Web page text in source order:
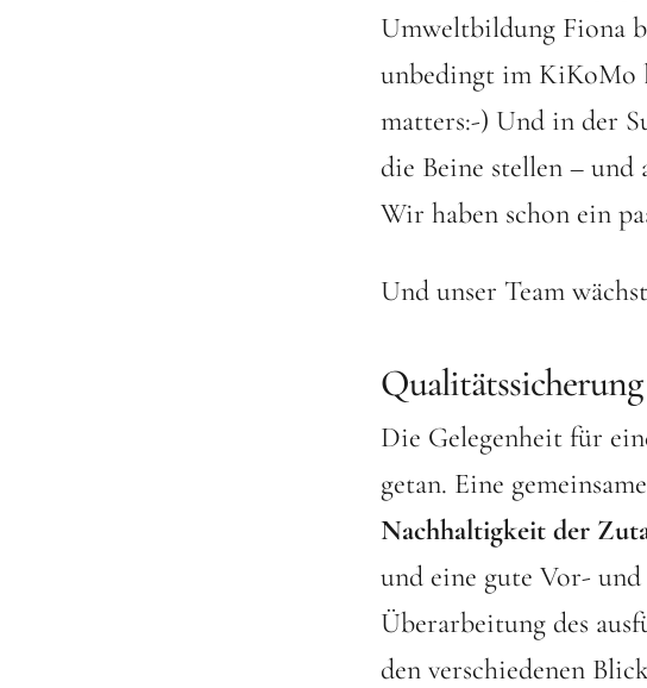
Umweltbildung Fiona
unbedingt im KiKoMo
matters:-) Und in der
die Beine stellen –
Wir haben schon ein
Und unser Team
Die Gelegenheit für
getan. Eine
Nachhaltigkeit der
und eine gute Vor-
Überarbeitung des
den verschiedenen